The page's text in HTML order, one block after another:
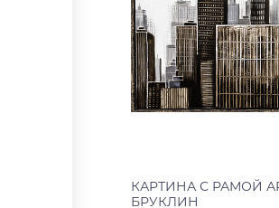
КАРТИНА С РАМОЙ
БРУКЛИН